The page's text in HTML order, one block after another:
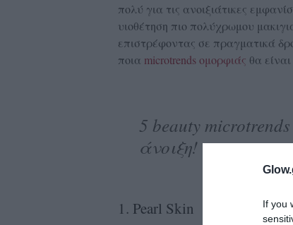
If you
πολύ για τις ανοιξιάτικες
υιοθέτηση πιο πολύχρωμου
επιστρέφοντας σε πραγματικά
ποια microtrends ομορφιάς θα
5 beauty
άνοιξη!
1. Pearl Skin